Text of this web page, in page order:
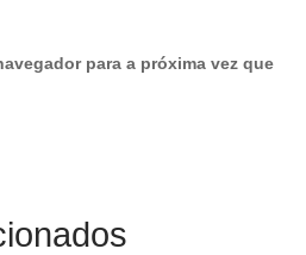
para a próxima vez que